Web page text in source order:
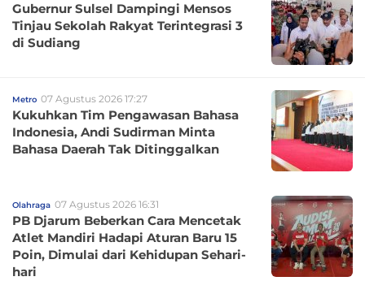
Gubernur Sulsel Dampingi Mensos
Tinjau Sekolah Rakyat Terintegrasi 3
di Sudiang
Metro 07 Agustus 2026 17:27
Kukuhkan Tim Pengawasan Bahasa
Indonesia, Andi Sudirman Minta
Bahasa Daerah Tak Ditinggalkan
Olahraga 07 Agustus 2026 16:31
PB Djarum Beberkan Cara Mencetak
Atlet Mandiri Hadapi Aturan Baru 15
Poin, Dimulai dari Kehidupan Sehari-
hari